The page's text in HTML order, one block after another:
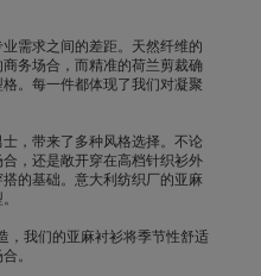
需求之间的差距。天然纤维的
务场合，而精准的荷兰剪裁确
。每一件都体现了我们对凝聚
，带来了多种风格选择。不论
，还是敞开穿在高档针织衫外
的基础。意大利纺织厂的亚麻
，我们的亚麻衬衫将季节性舒适
。